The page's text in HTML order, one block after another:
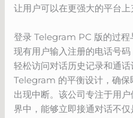
让用户可以在更强大的平台上
登录 Telegram PC 版的过程
现有用户输入注册的电话号
轻松访问对话历史记录和通
Telegram 的平衡设计，确保
出现中断。该公司专注于用
界中，能够立即接通对话不仅